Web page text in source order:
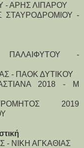
- ΑΡΗΣ ΛΙΠΑΡΟΥ
ΣΤΑΥΡΟΔΡΟΜΙΟΥ -
ΠΑΛΑΙΦΥΤΟΥ -
- ΠΑΟΚ ΔΥΤΙΚΟΥ
2018 - Μ
2019
- ΝΙΚΗ ΑΓΚΑΘΙΑΣ